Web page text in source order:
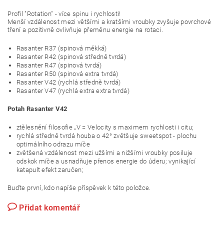
Profil "Rotation" - více spinu i rychlosti!
Menší vzdálenost mezi většími a kratšími vroubky zvyšuje povrchové
tření a pozitivně ovlivňuje přeměnu energie na rotaci.
Rasanter R37 (spinová měkká)
Rasanter R42 (spinová středně tvrdá)
Rasanter R47 (spinová tvrdá)
Rasanter R50 (spinová extra tvrdá)
Rasanter V42 (rychlá středně tvrdá)
Rasanter V47 (rychlá extra extra tvrdá)
Potah Rasanter V42
ztělesnění filosofie „V = Velocity s maximem rychlosti i citu;
rychlá středně tvrdá houba o 42° zvětšuje sweetspot - plochu
optimálního odrazu míče
zvětšená vzdálenost mezi užšími a nižšími vroubky posiluje
odskok míče a usnadňuje přenos energie do úderu; vynikající
katapult efekt zaručen;
Buďte první, kdo napíše příspěvek k této položce.
Přidat komentář